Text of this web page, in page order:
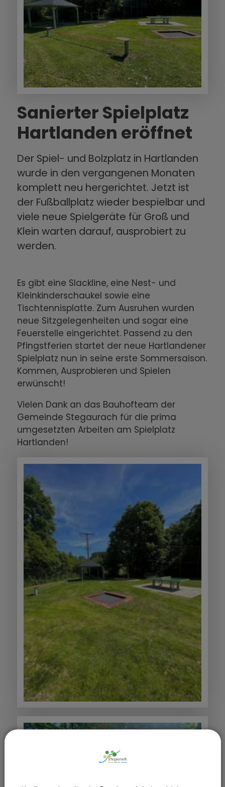
Sanierter Spielplatz
Hartlanden eröffnet
Der Spiel- und Bolzplatz in Hartlanden
wurde in den vergangenen Monaten
komplett neu hergerichtet. Jetzt ist
der Fußballplatz wieder bespielbar und
viele neue Spielgeräte für Groß und
Klein warten darauf, ausprobiert zu
werden.
Es gibt eine Slackline, eine Nest- und
Kleinkinderschaukel sowie eine
Tischtennisplatte. Zum Ausruhen wurden
neue Sitzgelegenheiten und sogar eine
Feuerstelle eingerichtet. Passend zu den
Pfingstferien startet der neue Hartlandener
Spielplatz nun in seine erste Sommersaison.
Kommen, Ausprobieren und Spielen
erwünscht!
Vielen Dank an das Bauhofteam der
Gemeinde Stegaurach für die prima
umgesetzten Arbeiten am Spielplatz
Hartlanden!